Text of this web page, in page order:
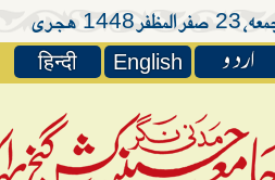
23 صفر المظفر 1448 ہجری
اردو English
हिन्दी